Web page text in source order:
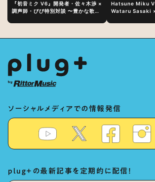
『初音ミク V6』開発者・佐々木渉 ×
調声師・びび特別対談 〜豊かな歌声
Hatsune Miku
Wataru Sasaki
Vocal
for the singing
ソーシャルメディアでの情報発信
plug+の最新記事を定期的に配信！